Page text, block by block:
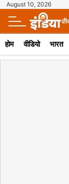
August 10, 2026
होम वीडियो भारत